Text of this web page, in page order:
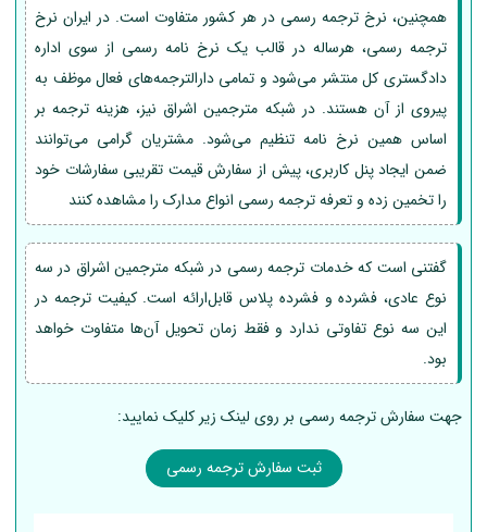
همچنین، نرخ ترجمه رسمی در هر کشور متفاوت است. در ایران نرخ
ترجمه رسمی، هرساله در قالب یک نرخ نامه رسمی از سوی اداره
دادگستری کل منتشر می‌شود و تمامی دارالترجمه‌های فعال موظف به
پیروی از آن هستند. در شبکه مترجمین اشراق نیز، هزینه ترجمه بر
اساس همین نرخ نامه تنظیم می‌شود. مشتریان گرامی می‌توانند
ضمن ایجاد پنل کاربری، پیش از سفارش قیمت تقریبی سفارشات خود
را تخمین زده و تعرفه ترجمه رسمی انواع مدارک را مشاهده کنند
گفتنی است که خدمات ترجمه رسمی در شبکه مترجمین اشراق در سه
نوع عادی، فشرده و فشرده پلاس قابل‌ارائه است. کیفیت ترجمه در
این سه نوع تفاوتی ندارد و فقط زمان تحویل آن‌ها متفاوت خواهد
بود.
جهت سفارش ترجمه رسمی بر روی لینک زیر کلیک نمایید:
ثبت سفارش ترجمه رسمی